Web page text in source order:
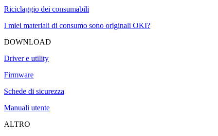
Riciclaggio dei consumabili
I miei materiali di consumo sono originali OKI?
DOWNLOAD
Driver e utility
Firmware
Schede di sicurezza
Manuali utente
ALTRO